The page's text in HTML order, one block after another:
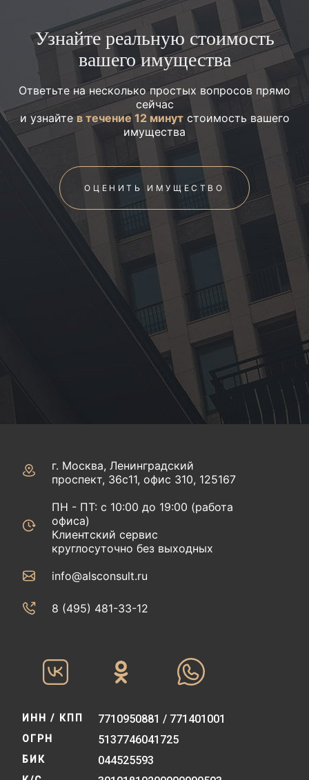
Узнайте реальную стоимость
вашего имущества
Ответьте на несколько простых вопросов прямо
сейчас
и узнайтев течение 12 минутстоимость вашего
имущества
ОЦЕНИТЬ ИМУЩЕСТВО
г. Москва, Ленинградский
проспект, 36с11, офис 310, 125167
ПН - ПТ: с 10:00 до 19:00 (работа
офиса)
Клиентский сервис
круглосуточно без выходных
info@alsconsult.ru
8 (495) 481-33-12‬‬
ИНН / КПП 7710950881 / 771401001
ОГРН 5137746041725
БИК 044525593